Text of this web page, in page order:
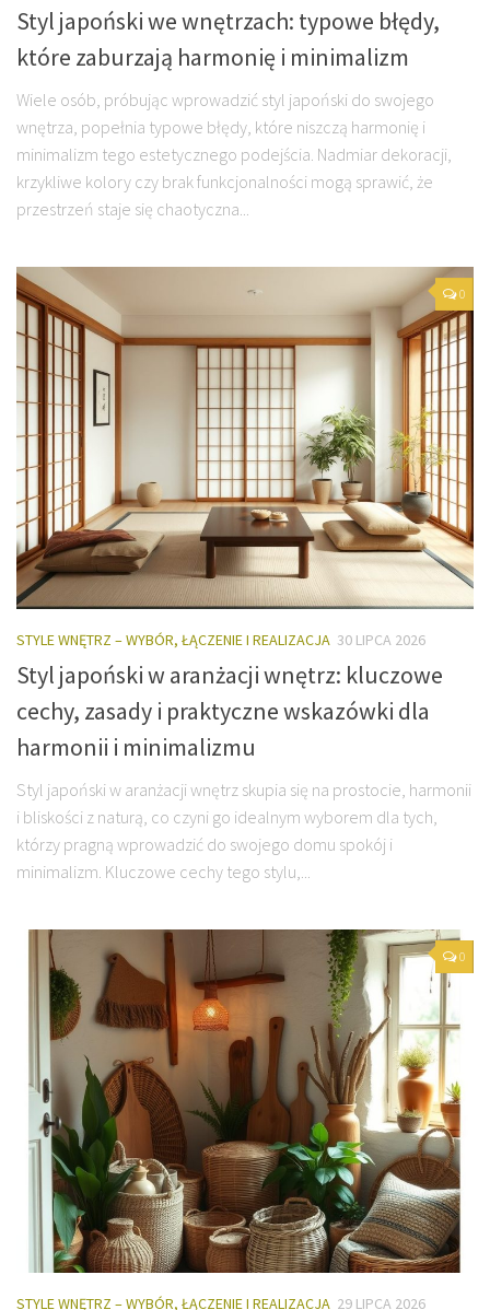
Styl japoński we wnętrzach: typowe błędy,
które zaburzają harmonię i minimalizm
Wiele osób, próbując wprowadzić styl japoński do swojego
wnętrza, popełnia typowe błędy, które niszczą harmonię i
minimalizm tego estetycznego podejścia. Nadmiar dekoracji,
krzykliwe kolory czy brak funkcjonalności mogą sprawić, że
przestrzeń staje się chaotyczna...
0
STYLE WNĘTRZ – WYBÓR, ŁĄCZENIE I REALIZACJA 30 LIPCA 2026
Styl japoński w aranżacji wnętrz: kluczowe
cechy, zasady i praktyczne wskazówki dla
harmonii i minimalizmu
Styl japoński w aranżacji wnętrz skupia się na prostocie, harmonii
i bliskości z naturą, co czyni go idealnym wyborem dla tych,
którzy pragną wprowadzić do swojego domu spokój i
minimalizm. Kluczowe cechy tego stylu,...
0
STYLE WNĘTRZ – WYBÓR, ŁĄCZENIE I REALIZACJA 29 LIPCA 2026